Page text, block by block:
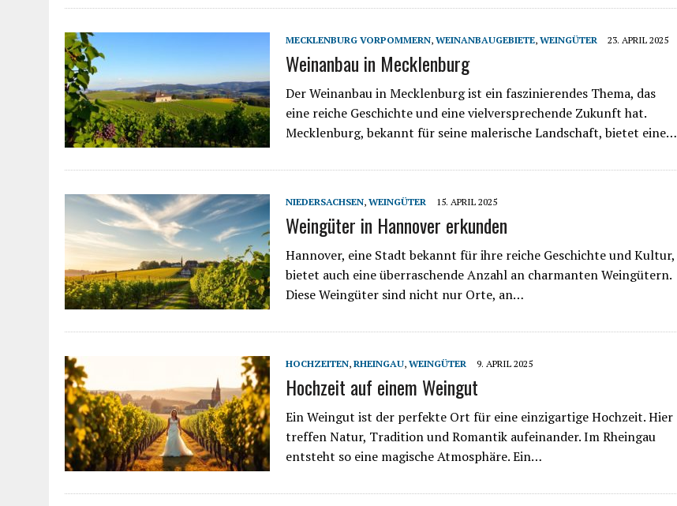
MECKLENBURG VORPOMMERN, WEINANBAUGEBIETE, WEINGÜTER 23. APRIL 2025
Weinanbau in Mecklenburg
Der Weinanbau in Mecklenburg ist ein faszinierendes Thema, das
eine reiche Geschichte und eine vielversprechende Zukunft hat.
Mecklenburg, bekannt für seine malerische Landschaft, bietet eine…
NIEDERSACHSEN, WEINGÜTER 15. APRIL 2025
Weingüter in Hannover erkunden
Hannover, eine Stadt bekannt für ihre reiche Geschichte und Kultur,
bietet auch eine überraschende Anzahl an charmanten Weingütern.
Diese Weingüter sind nicht nur Orte, an…
HOCHZEITEN, RHEINGAU, WEINGÜTER 9. APRIL 2025
Hochzeit auf einem Weingut
Ein Weingut ist der perfekte Ort für eine einzigartige Hochzeit. Hier
treffen Natur, Tradition und Romantik aufeinander. Im Rheingau
entsteht so eine magische Atmosphäre. Ein…